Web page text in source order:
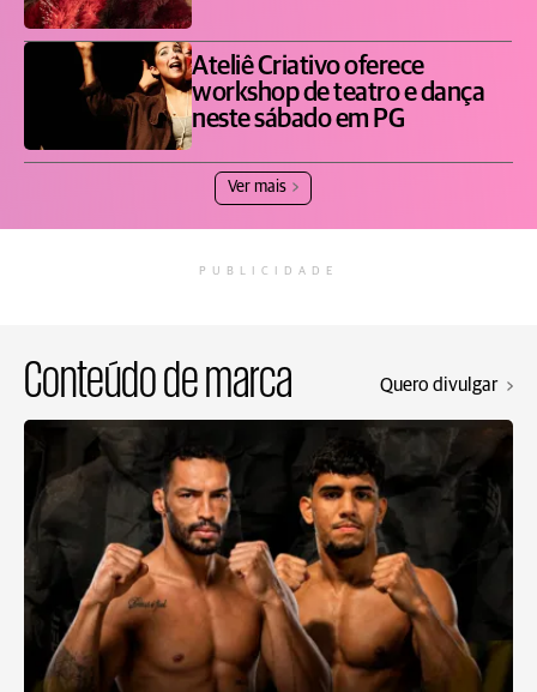
Ateliê Criativo oferece
workshop de teatro e dança
neste sábado em PG
Ver mais
PUBLICIDADE
Conteúdo de marca Quero divulgar